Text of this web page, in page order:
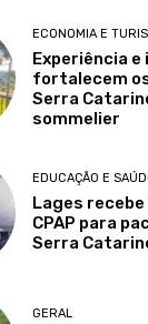
ECONOMIA E
Experiência
fortalecem
Serra
sommelier
EDUCAÇÃO E
Lages
CPAP para
Serra
GERAL